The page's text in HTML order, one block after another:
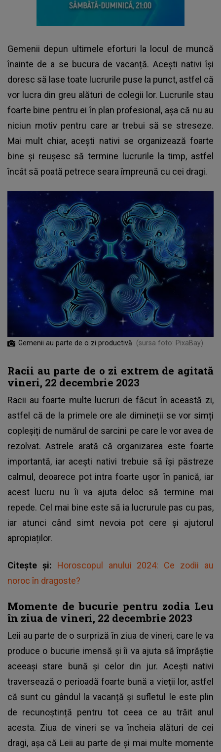
Gemenii depun ultimele eforturi la locul de muncă
înainte de a se bucura de vacanță. Acești nativi își
doresc să lase toate lucrurile puse la punct, astfel că
vor lucra din greu alături de colegii lor. Lucrurile stau
foarte bine pentru ei în plan profesional, așa că nu au
niciun motiv pentru care ar trebui să se streseze.
Mai mult chiar, acești nativi se organizează foarte
bine și reușesc să termine lucrurile la timp, astfel
încât să poată petrece seara împreună cu cei dragi.
Gemenii au parte de o zi productivă (sursa foto: PixaBay)
Racii au parte de o zi extrem de agitată
vineri, 22 decembrie 2023
Racii au foarte multe lucruri de făcut în această zi,
astfel că de la primele ore ale dimineții se vor simți
copleșiți de numărul de sarcini pe care le vor avea de
rezolvat. Astrele arată că organizarea este foarte
importantă, iar acești nativi trebuie să își păstreze
calmul, deoarece pot intra foarte ușor în panică, iar
acest lucru nu îi va ajuta deloc să termine mai
repede. Cel mai bine este să ia lucrurule pas cu pas,
iar atunci când simt nevoia pot cere și ajutorul
apropiaților.
Citește și: Horoscopul anului 2024: Ce zodii au
noroc în dragoste?
Momente de bucurie pentru zodia Leu
în ziua de vineri, 22 decembrie 2023
Leii au parte de o surpriză în ziua de vineri, care le va
produce o bucurie imensă și îi va ajuta să împrăștie
aceeași stare bună și celor din jur. Acești nativi
traversează o perioadă foarte bună a vieții lor, astfel
că sunt cu gândul la vacanță și sufletul le este plin
de recunoștință pentru tot ceea ce au trăit anul
acesta. Ziua de vineri se va încheia alături de cei
dragi, așa că Leii au parte de și mai multe momente